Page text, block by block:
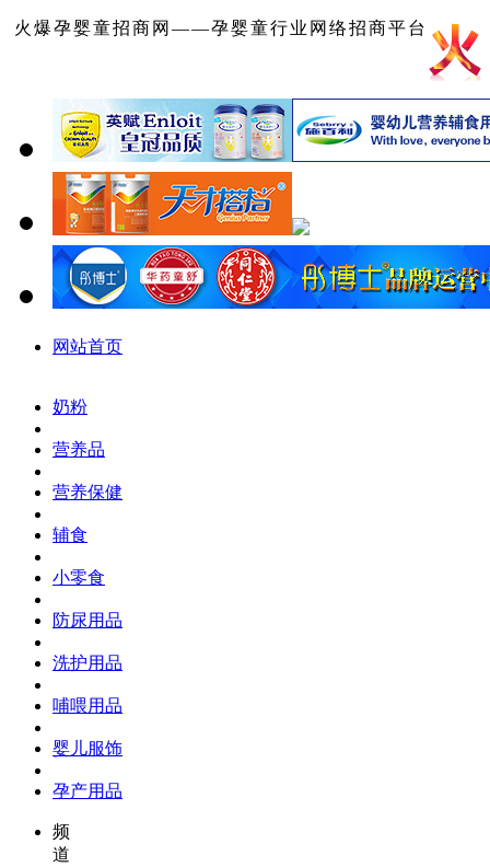
火爆孕婴童招商网——孕婴童行业网络招商平台
网站首页
奶粉
营养品
营养保健
辅食
小零食
防尿用品
洗护用品
哺喂用品
婴儿服饰
孕产用品
频
道